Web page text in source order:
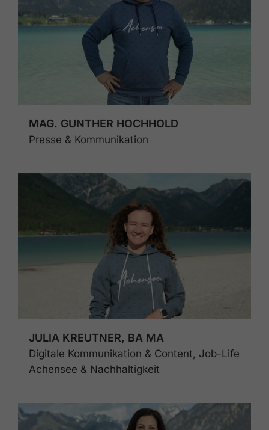
MAG. GUNTHER HOCHHOLD
Presse & Kommunikation
JULIA KREUTNER, BA MA
Digitale Kommunikation & Content, Job-Life
Achensee & Nachhaltigkeit